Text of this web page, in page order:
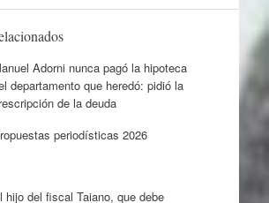
Adorni nunca pagó la hipoteca
departamento que heredó: pidió la
de la deuda
periodísticas 2026
hijo del fiscal Taiano, que debe